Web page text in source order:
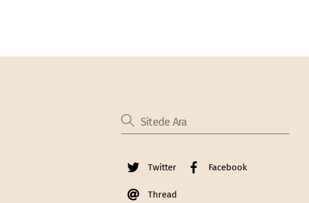
Twitter Facebook
Thread